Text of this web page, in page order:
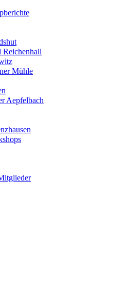
Mühle
Aepfelbach